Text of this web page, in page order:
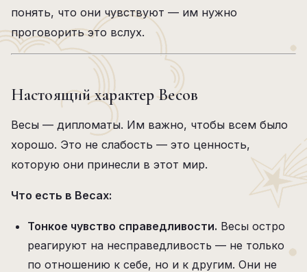
понять, что они чувствуют — им нужно
проговорить это вслух.
Настоящий характер Весов
Весы — дипломаты. Им важно, чтобы всем было
хорошо. Это не слабость — это ценность,
которую они принесли в этот мир.
Что есть в Весах:
Тонкое чувство справедливости. Весы остро
реагируют на несправедливость — не только
по отношению к себе, но и к другим. Они не